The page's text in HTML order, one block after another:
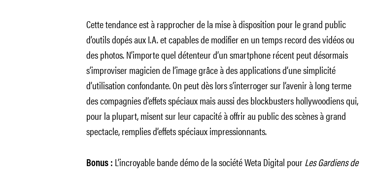
Cette tendance est à rapprocher de la mise à disposition pour le grand public
d’outils dopés aux I.A. et capables de modifier en un temps record des vidéos ou
des photos. N’importe quel détenteur d’un smartphone récent peut désormais
s’improviser magicien de l’image grâce à des applications d’une simplicité
d’utilisation confondante. On peut dès lors s’interroger sur l’avenir à long terme
des compagnies d’effets spéciaux mais aussi des blockbusters hollywoodiens qui,
pour la plupart, misent sur leur capacité à offrir au public des scènes à grand
spectacle, remplies d’effets spéciaux impressionnants.
Bonus : L’incroyable bande démo de la société Weta Digital pourLes Gardiens de